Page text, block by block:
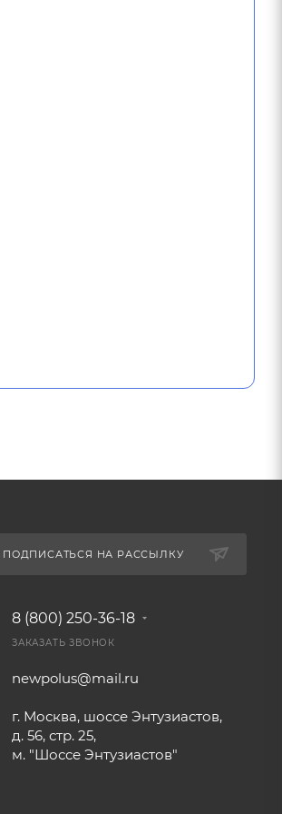
ПОДПИСАТЬСЯ НА РАССЫЛКУ
8 (800) 250-36-18
ЗАКАЗАТЬ ЗВОНОК
newpolus@mail.ru
г. Москва, шоссе Энтузиастов,
д. 56, стр. 25,
м. "Шоссе Энтузиастов"